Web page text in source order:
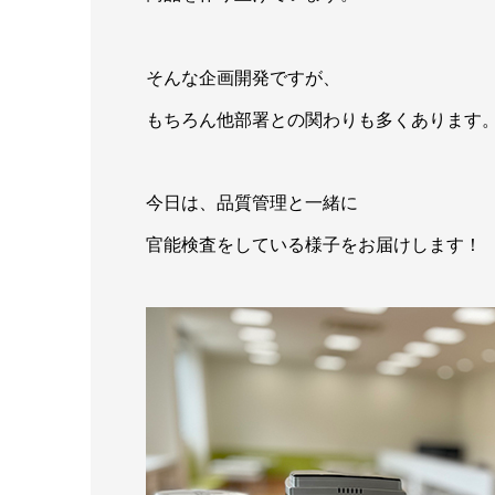
そんな企画開発ですが、
もちろん他部署との関わりも多くあります
今日は、品質管理と一緒に
官能検査をしている様子をお届けします！